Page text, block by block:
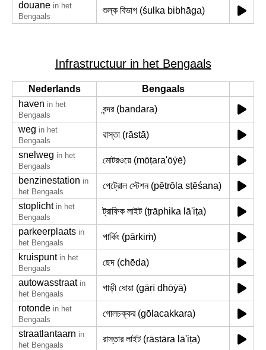
douane in het
Bengaals
শুল্ক বিভাগ (śulka bibhāga)
Infrastructuur in het Bengaals
Nederlands
Bengaals
haven in het
Bengaals
বন্দর (bandara)
weg in het
Bengaals
রাস্তা (rāstā)
snelweg in het
Bengaals
মোটরওয়ে (mōṭara'ōẏē)
benzinestation in
het Bengaals
পেট্রোল স্টেশন (pēṭrōla sṭēśana)
stoplicht in het
Bengaals
ট্রাফিক লাইট (ṭrāphika lā'iṭa)
parkeerplaats in
het Bengaals
পার্কিং (pārkiṁ)
kruispunt in het
Bengaals
ছেদ (chēda)
autowasstraat in
het Bengaals
গাড়ী ধোয়া (gāṛī dhōẏā)
rotonde in het
Bengaals
গোলচক্কর (gōlacakkara)
straatlantaarn in
het Bengaals
রাস্তার লাইট (rāstāra lā'iṭa)